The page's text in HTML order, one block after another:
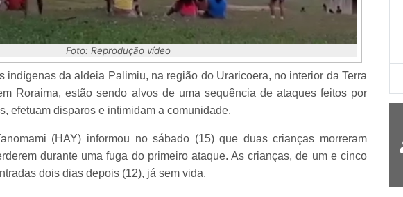
Foto: Reprodução vídeo
indígenas da aldeia Palimiu, na região do Uraricoera, no interior da Terra
Roraima, estão sendo alvos de uma sequência de ataques feitos por
efetuam disparos e intimidam a comunidade.
(HAY) informou no sábado (15) que duas crianças morreram
durante uma fuga do primeiro ataque. As crianças, de um e cinco
dois dias depois (12), já sem vida.